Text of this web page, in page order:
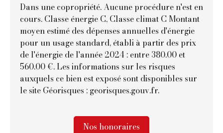
Dans une copropriété. Aucune procédure n'est en
cours. Classe énergie C, Classe climat C Montant
moyen estimé des dépenses annuelles d'énergie
pour un usage standard, établi à partir des prix
de l'énergie de l'année 2024 : entre 380.00 et
560.00 €. Les informations sur les risques
auxquels ce bien est exposé sont disponibles sur
le site Géorisques : georisques.gouv.fr.
Nos honoraires